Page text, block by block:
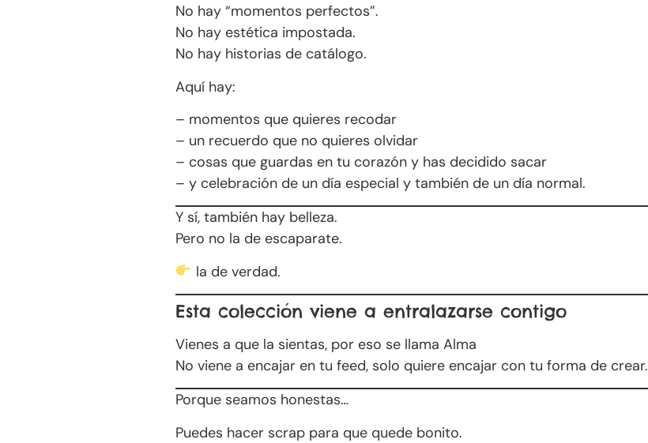
No hay “momentos perfectos”.
No hay estética impostada.
No hay historias de catálogo.
Aquí hay:
– momentos que quieres recodar
– un recuerdo que no quieres olvidar
– cosas que guardas en tu corazón y has decidido sacar
– y celebración de un día especial y también de un día normal.
Y sí, también hay belleza.
Pero no la de escaparate.
la de verdad.
Esta colección viene a entralazarse contigo
Vienes a que la sientas, por eso se llama Alma
No viene a encajar en tu feed, solo quiere encajar con tu forma de crear.
Porque seamos honestas…
Puedes hacer scrap para que quede bonito.